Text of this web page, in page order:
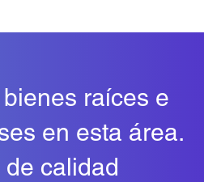
raíces e
en esta área.
calidad